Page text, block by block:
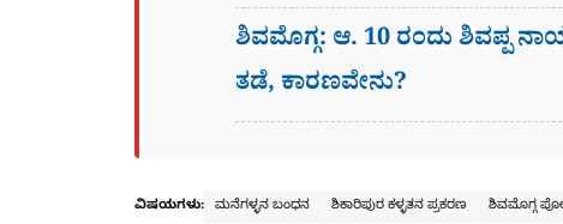
ಶಿವಮೊಗ್ಗ: ಆ. 10 ರಂದು ಶಿವಪ್ಪ
ತಡೆ, ಕಾರಣವೇನು?
ವಿಷಯಗಳು: ಮನೆಗಳ್ಳನ ಬಂಧನ ಶಿಕಾರಿಪುರ ಕಳ್ಳತನ ಪ್ರಕರಣ ಶಿವಮೊಗ್ಗ